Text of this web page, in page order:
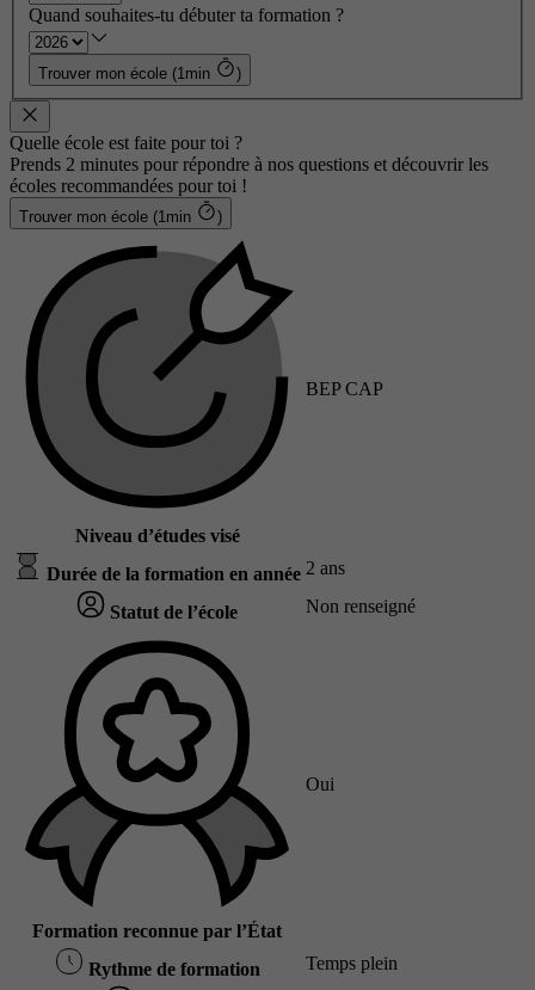
Quand souhaites-tu débuter ta formation ?
Trouver mon école (1min )
Quelle école est faite pour toi ?
Prends 2 minutes pour répondre à nos questions et découvrir les
écoles recommandées pour toi !
Trouver mon école (1min )
Niveau d’études visé
BEP CAP
Durée de la formation en année 2 ans
Statut de l’école Non renseigné
Formation reconnue par l’État
Oui
Rythme de formation Temps plein